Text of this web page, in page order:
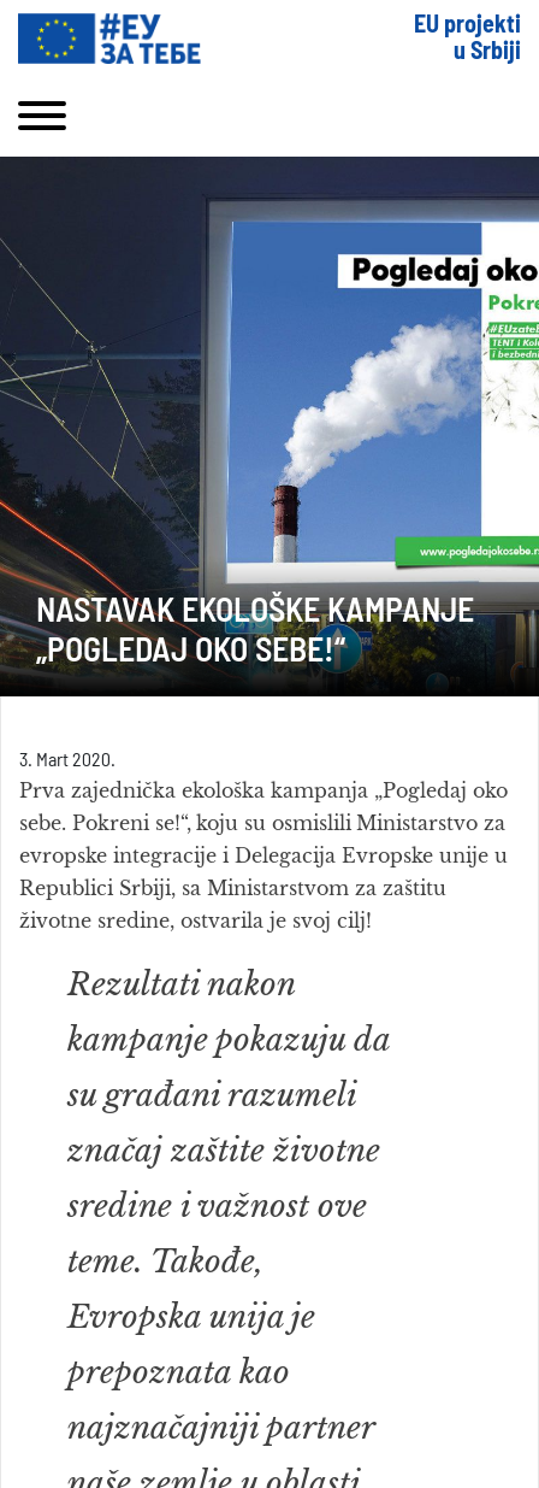
EU projekti
u Srbiji
NASTAVAK EKOLOŠKE KAMPANJE
„POGLEDAJ OKO SEBE!“
3. Mart 2020.
Prva zajednička ekološka kampanja „Pogledaj oko
sebe. Pokreni se!“, koju su osmislili Ministarstvo za
evropske integracije i Delegacija Evropske unije u
Republici Srbiji, sa Ministarstvom za zaštitu
životne sredine, ostvarila je svoj cilj!
Rezultati nakon
kampanje pokazuju da
su građani razumeli
značaj zaštite životne
sredine i važnost ove
teme. Takođe,
Evropska unija je
prepoznata kao
najznačajniji partner